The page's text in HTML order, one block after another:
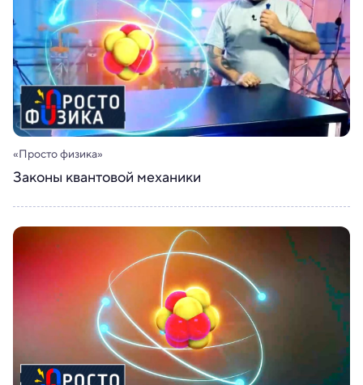
«Просто физика»
Законы квантовой механики